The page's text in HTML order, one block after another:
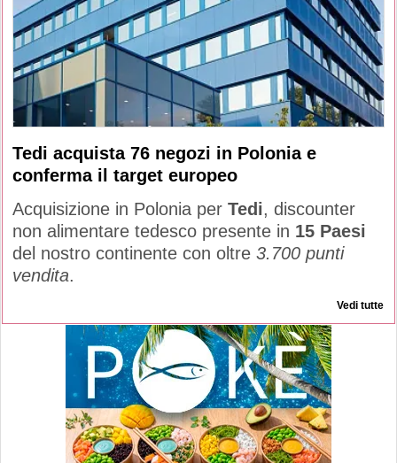
Tedi acquista 76 negozi in Polonia e
conferma il target europeo
Acquisizione in Polonia per Tedi, discounter
non alimentare tedesco presente in 15 Paesi
del nostro continente con oltre 3.700 punti
vendita.
Vedi tutte